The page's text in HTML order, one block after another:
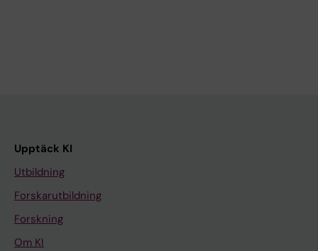
Upptäck KI
Utbildning
Forskarutbildning
Forskning
Om KI